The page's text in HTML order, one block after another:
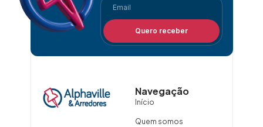
Quero receber
Navegação
Início
Quem somos